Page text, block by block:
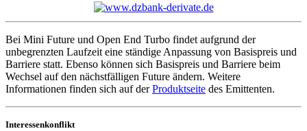
Bei Mini Future und Open End Turbo findet aufgrund der
unbegrenzten Laufzeit eine ständige Anpassung von Basispreis und
Barriere statt. Ebenso können sich Basispreis und Barriere beim
Wechsel auf den nächstfälligen Future ändern. Weitere
Informationen finden sich auf derProduktseite des Emittenten.
Interessenkonflikt